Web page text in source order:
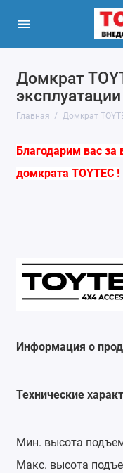
Домкрат
эксплуатации
Главная Домкрат
Благодарим вас за
домкрата TOYTEC !
Информация о
Технические
Мин. высота
Макс. высота